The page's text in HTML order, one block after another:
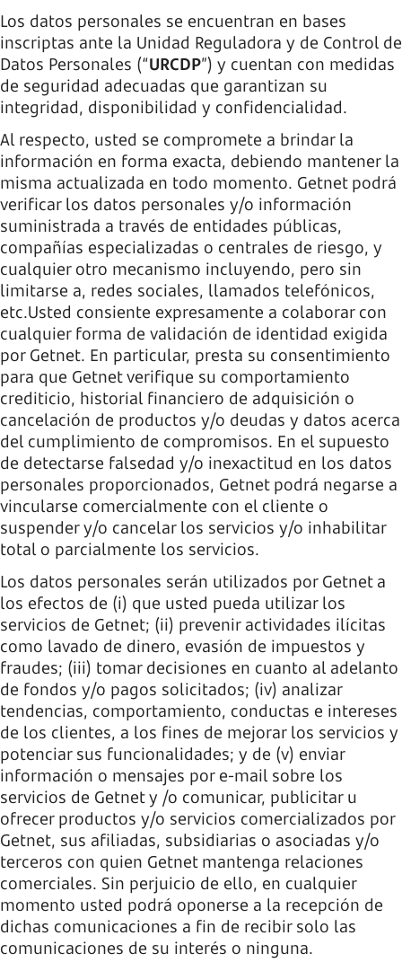
Los datos personales se encuentran en bases
inscriptas ante la Unidad Reguladora y de Control de
Datos Personales (“URCDP”) y cuentan con medidas
de seguridad adecuadas que garantizan su
integridad, disponibilidad y confidencialidad.
Al respecto, usted se compromete a brindar la
información en forma exacta, debiendo mantener la
misma actualizada en todo momento. Getnet podrá
verificar los datos personales y/o información
suministrada a través de entidades públicas,
compañías especializadas o centrales de riesgo, y
cualquier otro mecanismo incluyendo, pero sin
limitarse a, redes sociales, llamados telefónicos,
etc.Usted consiente expresamente a colaborar con
cualquier forma de validación de identidad exigida
por Getnet. En particular, presta su consentimiento
para que Getnet verifique su comportamiento
crediticio, historial financiero de adquisición o
cancelación de productos y/o deudas y datos acerca
del cumplimiento de compromisos. En el supuesto
de detectarse falsedad y/o inexactitud en los datos
personales proporcionados, Getnet podrá negarse a
vincularse comercialmente con el cliente o
suspender y/o cancelar los servicios y/o inhabilitar
total o parcialmente los servicios.
Los datos personales serán utilizados por Getnet a
los efectos de (i) que usted pueda utilizar los
servicios de Getnet; (ii) prevenir actividades ilícitas
como lavado de dinero, evasión de impuestos y
fraudes; (iii) tomar decisiones en cuanto al adelanto
de fondos y/o pagos solicitados; (iv) analizar
tendencias, comportamiento, conductas e intereses
de los clientes, a los fines de mejorar los servicios y
potenciar sus funcionalidades; y de (v) enviar
información o mensajes por e-mail sobre los
servicios de Getnet y /o comunicar, publicitar u
ofrecer productos y/o servicios comercializados por
Getnet, sus afiliadas, subsidiarias o asociadas y/o
terceros con quien Getnet mantenga relaciones
comerciales. Sin perjuicio de ello, en cualquier
momento usted podrá oponerse a la recepción de
dichas comunicaciones a fin de recibir solo las
comunicaciones de su interés o ninguna.